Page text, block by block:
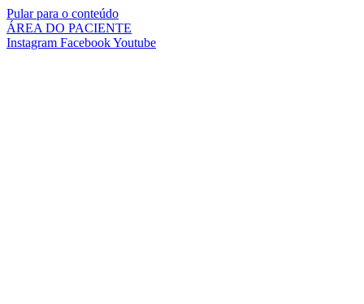
Pular para o conteúdo
ÁREA DO PACIENTE
Instagram FacebookYoutube